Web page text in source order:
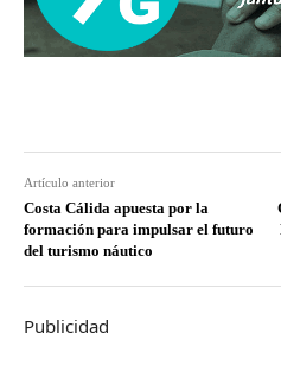
Artículo anterior
Costa Cálida apuesta por la
formación para impulsar el futuro
del turismo náutico
Publicidad